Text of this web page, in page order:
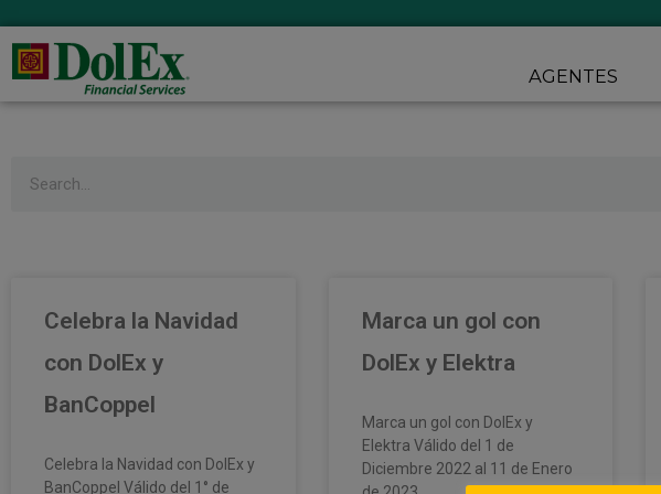
AGENTES
Celebra la Navidad
con DolEx y
BanCoppel
Celebra la Navidad con DolEx y
BanCoppel Válido del 1° de
Marca un gol con
DolEx y Elektra
Marca un gol con DolEx y
Elektra Válido del 1 de
Diciembre 2022 al 11 de Enero